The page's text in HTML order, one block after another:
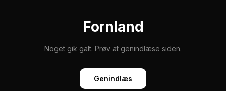
Fornland
Noget gik galt. Prøv at genindlæse siden.
Genindlæs